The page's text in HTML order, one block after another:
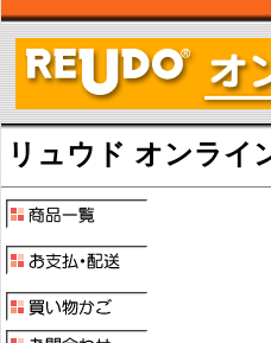
リュウド オンライ